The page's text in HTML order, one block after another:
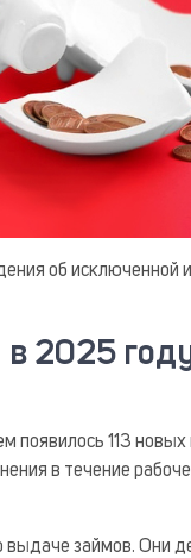
об исключенной
2025
появилось 113
в течение
займов. Они